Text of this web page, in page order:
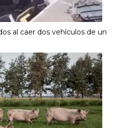
al caer dos vehículos de un